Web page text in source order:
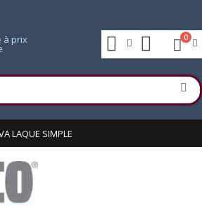
0
LAQUE SIMPLE